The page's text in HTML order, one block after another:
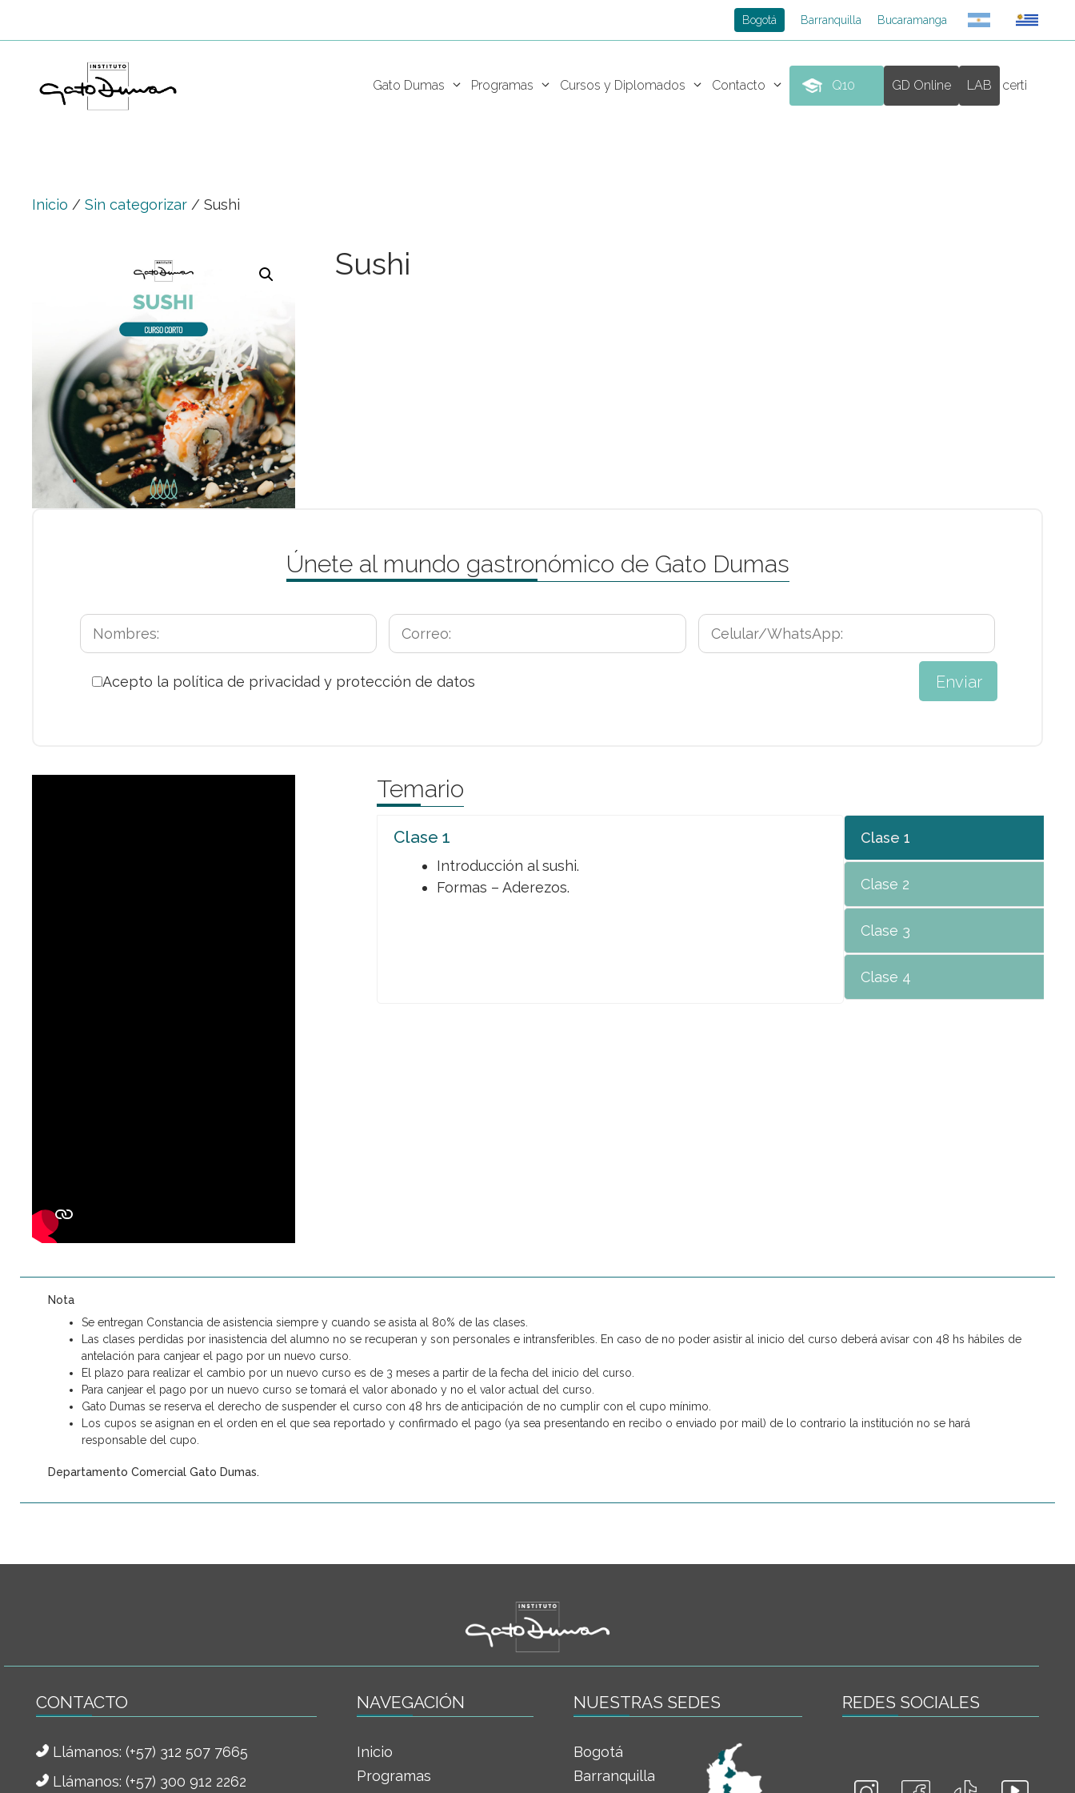
Bogotá Barranquilla Bucaramanga
Gato Dumas Programas Cursos y Diplomados Contacto Q10 GD Online LAB certi
Inicio / Sin categorizar / Sushi
Sushi
Únete al mundo gastronómico de Gato Dumas
Acepto la política de privacidad y protección de datos
Temario
Clase 1
Clase 2
Clase 3
Clase 4
Clase 1
Introducción al sushi.
Formas – Aderezos.
Nota
Se entregan Constancia de asistencia siempre y cuando se asista al 80% de las clases.
Las clases perdidas por inasistencia del alumno no se recuperan y son personales e intransferibles. En caso de no poder asistir al inicio del curso deberá avisar con 48 hs hábiles de
antelación para canjear el pago por un nuevo curso.
El plazo para realizar el cambio por un nuevo curso es de 3 meses a partir de la fecha del inicio del curso.
Para canjear el pago por un nuevo curso se tomará el valor abonado y no el valor actual del curso.
Gato Dumas se reserva el derecho de suspender el curso con 48 hrs de anticipación de no cumplir con el cupo mínimo.
Los cupos se asignan en el orden en el que sea reportado y confirmado el pago (ya sea presentando en recibo o enviado por mail) de lo contrario la institución no se hará
responsable del cupo.
Departamento Comercial Gato Dumas.
CONTACTO
Llámanos: (+57) 312 507 7665
Llámanos: (+57) 300 912 2262
NAVEGACIÓN
Inicio
Programas
NUESTRAS SEDES
Bogotá
Barranquilla
REDES SOCIALES